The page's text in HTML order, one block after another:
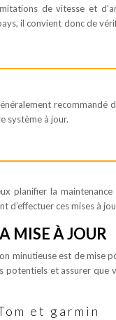
de vitesse et
il convient donc de
recommandé
système à jour.
planifier la
d’effectuer ces mises à
MISE À JOUR
minutieuse est de mise
potentiels et assurer
et garmin